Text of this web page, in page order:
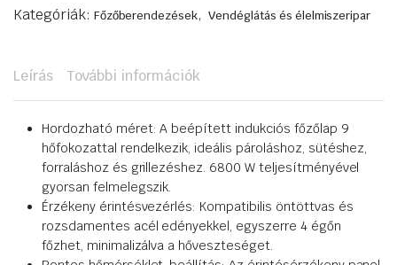
Kategóriák: Főzőberendezések, Vendéglátás és élelmiszeripar
Leírás További információk
Hordozható méret: A beépített indukciós főzőlap 9
hőfokozattal rendelkezik, ideális pároláshoz, sütéshez,
forraláshoz és grillezéshez. 6800 W teljesítményével
gyorsan felmelegszik.
Érzékeny érintésvezérlés: Kompatibilis öntöttvas és
rozsdamentes acél edényekkel, egyszerre 4 égőn
főzhet, minimalizálva a hőveszteséget.